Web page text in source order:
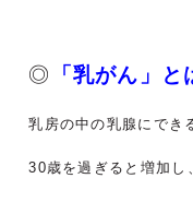
◎ 「乳がん」と
乳房の中の乳腺にでき
30歳を過ぎると増加し